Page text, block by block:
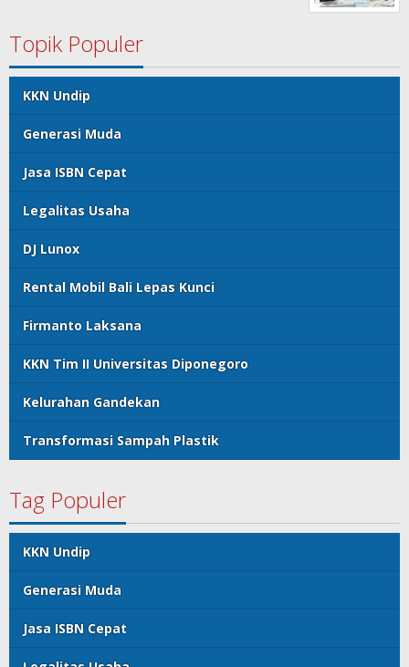
Topik Populer
KKN Undip
Generasi Muda
Jasa ISBN Cepat
Legalitas Usaha
DJ Lunox
Rental Mobil Bali Lepas Kunci
Firmanto Laksana
KKN Tim II Universitas Diponegoro
Kelurahan Gandekan
Transformasi Sampah Plastik
Tag Populer
KKN Undip
Generasi Muda
Jasa ISBN Cepat